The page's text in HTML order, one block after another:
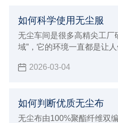
如何科学使用无尘服
无尘车间是很多高精尖工厂
域”，它的环境一直都是让
2026-03-04
如何判断优质无尘布
无尘布由100%聚酯纤维双